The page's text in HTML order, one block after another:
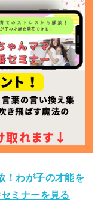
！わが子の才能を
ミナーを見る